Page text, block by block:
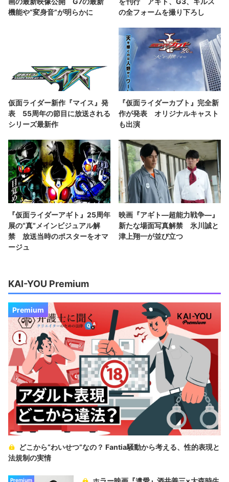
機能や“変身音”が明らかに
の全フォームを撮り下ろし
仮面ライダー新作『マイス』発
表 55周年の節目に放送される
シリーズ最新作
『仮面ライダーカブト』完全新
作が発表 オリジナルキャスト
も出演
『仮面ライダーアギト』25周年
展の“真”メインビジュアル解
禁 放送当時のポスターをオマ
ージュ
映画『アギト―超能力戦争―』
新たな場面写真解禁 氷川誠と
津上翔一が並び立つ
KAI-YOU Premium
Premium
どこから“わいせつ”なの？ Fantia騒動から考える、性的表現と
法規制の実情
Premium